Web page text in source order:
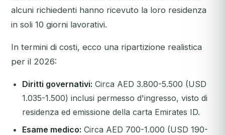
alcuni richiedenti hanno ricevuto la loro residenza
in soli 10 giorni lavorativi.
In termini di costi, ecco una ripartizione realistica
per il 2026:
Diritti governativi: Circa AED 3.800-5.500 (USD
1.035-1.500) inclusi permesso d'ingresso, visto di
residenza ed emissione della carta Emirates ID.
Esame medico: Circa AED 700-1.000 (USD 190-